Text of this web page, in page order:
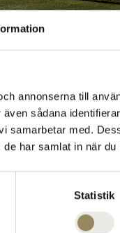
annonserna till
sådana
samarbetar med.
har samlat in när
Statistik